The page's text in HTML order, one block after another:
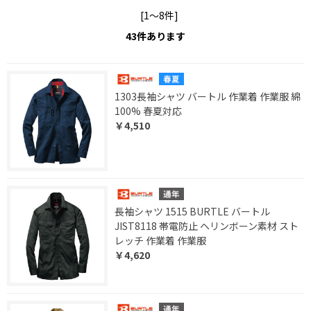
[1～8件]
43件あります
1303長袖シャツ バートル 作業着 作業服 綿
100% 春夏対応
￥4,510
長袖シャツ 1515 BURTLE バートル
JIST8118 帯電防止 ヘリンボーン素材 スト
レッチ 作業着 作業服
￥4,620